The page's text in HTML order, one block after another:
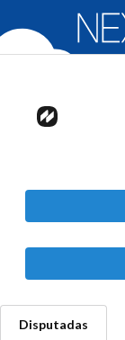
Disputadas